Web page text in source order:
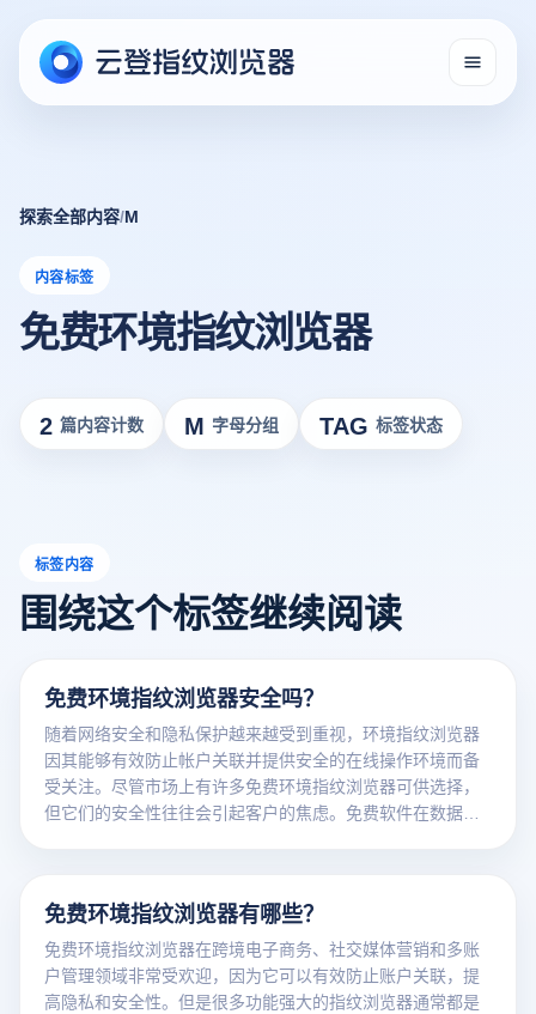
探索全部内容/M
内容标签
免费环境指纹浏览器
2 篇内容计数 M 字母分组 TAG 标签状态
标签内容
围绕这个标签继续阅读
免费环境指纹浏览器安全吗？
随着网络安全和隐私保护越来越受到重视，环境指纹浏览器
因其能够有效防止帐户关联并提供安全的在线操作环境而备
受关注。尽管市场上有许多免费环境指纹浏览器可供选择，
但它们的安全性往往会引起客户的焦虑。免费软件在数据保
意的问题，以帮助用户做出正确的选择。
免费环境指纹浏览器有哪些？
免费环境指纹浏览器在跨境电子商务、社交媒体营销和多账
户管理领域非常受欢迎，因为它可以有效防止账户关联，提
高隐私和安全性。但是很多功能强大的指纹浏览器通常都是